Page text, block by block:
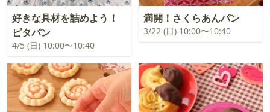
好きな具材を詰めよう！
ピタパン
4/5 (日) 10:00〜10:40
満開！さくらあんパン
3/22 (日) 10:00〜10:40